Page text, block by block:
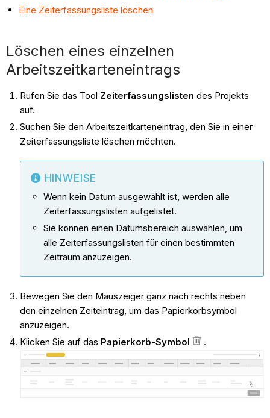
Eine Zeiterfassungsliste löschen
Löschen eines einzelnen
Arbeitszeitkarteneintrags
Rufen Sie das Tool Zeiterfassungslisten des Projekts
auf.
Suchen Sie den Arbeitszeitkarteneintrag, den Sie in einer
Zeiterfassungsliste löschen möchten.
HINWEISE
Wenn kein Datum ausgewählt ist, werden alle
Zeiterfassungslisten aufgelistet.
Sie können einen Datumsbereich auswählen, um
alle Zeiterfassungslisten für einen bestimmten
Zeitraum anzuzeigen.
Bewegen Sie den Mauszeiger ganz nach rechts neben
den einzelnen Zeiteintrag, um das Papierkorbsymbol
anzuzeigen.
Klicken Sie auf das Papierkorb-Symbol .